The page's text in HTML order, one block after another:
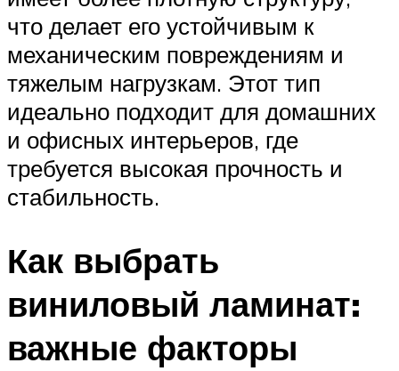
что делает его устойчивым к
механическим повреждениям и
тяжелым нагрузкам. Этот тип
идеально подходит для домашних
и офисных интерьеров, где
требуется высокая прочность и
стабильность.
Как выбрать
виниловый ламинат:
важные факторы